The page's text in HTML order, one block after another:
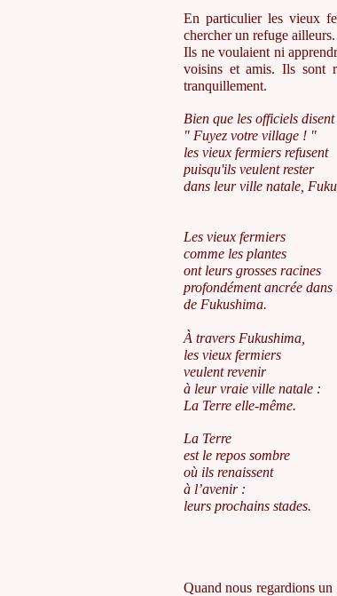
En particulier les vieux
chercher un refuge ailleurs.
Ils ne voulaient ni
voisins et amis. Ils sont
tranquillement.
Bien que les officiels disent
" Fuyez votre village ! "
les vieux fermiers refusent
puisqu'ils veulent rester
dans leur ville natale,
Les vieux fermiers
comme les plantes
ont leurs grosses racines
profondément ancrée dans
de Fukushima.
À travers Fukushima,
les vieux fermiers
veulent revenir
à leur vraie ville natale :
La Terre elle-même.
La Terre
est le repos sombre
où ils renaissent
à l’avenir :
leurs prochains stades.
Quand nous regardions